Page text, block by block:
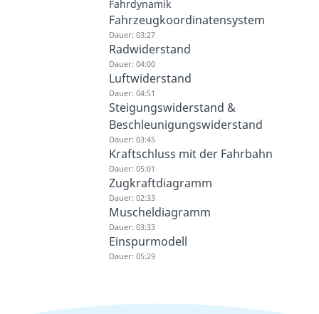
Fahrdynamik
Fahrzeugkoordinatensystem
Dauer: 03:27
Radwiderstand
Dauer: 04:00
Luftwiderstand
Dauer: 04:51
Steigungswiderstand &
Beschleunigungswiderstand
Dauer: 03:45
Kraftschluss mit der Fahrbahn
Dauer: 05:01
Zugkraftdiagramm
Dauer: 02:33
Muscheldiagramm
Dauer: 03:33
Einspurmodell
Dauer: 05:29